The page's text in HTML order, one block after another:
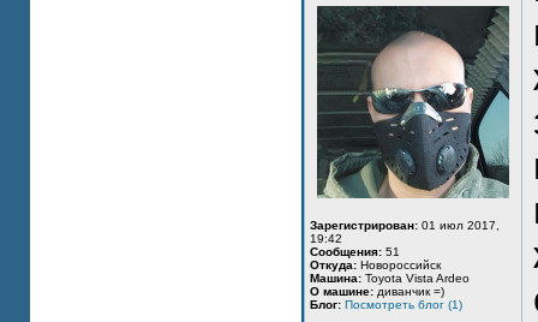
Зарегистрирован: 01 июл 2017,
19:42
Сообщения: 51
Откуда: Новороссийск
Машина: Toyota Vista Ardeo
О машине: диванчик =)
Блог: Посмотреть блог (1)